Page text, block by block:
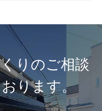
りのご相談
ります。